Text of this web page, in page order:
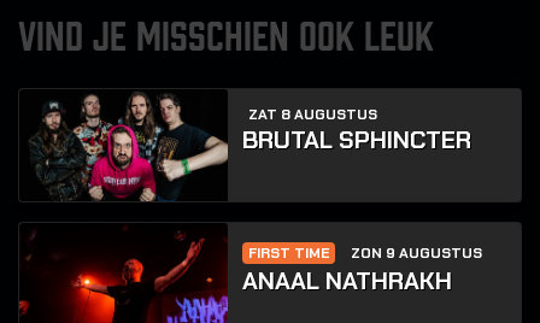
VIND JE MISSCHIEN OOK LEUK
ZAT 8 AUGUSTUS
BRUTAL SPHINCTER
FIRST TIME ZON 9 AUGUSTUS
ANAAL NATHRAKH